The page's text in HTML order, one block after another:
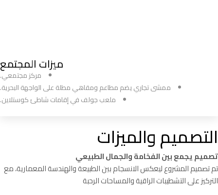
ميزات المجتمع
مركز مجتمعي.
ممشى تجاري يضم مطاعم ومقاهي مطلة على الواجهة البحرية.
ملعب جولف في إقامات شاطئ كوستلاين.
التصميم والميزات
تصميم يجمع بين الفخامة والجمال الطبيعي
تم تصميم المشروع ليعكس الانسجام بين الطبيعة والهندسة المعمارية، مع
التركيز على التشطيبات الراقية والمساحات الرحبة